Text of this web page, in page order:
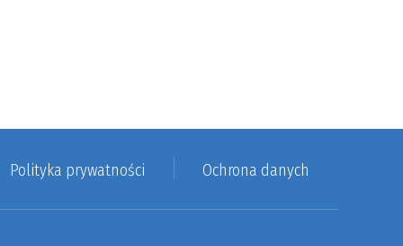
Polityka prywatności Ochrona danych